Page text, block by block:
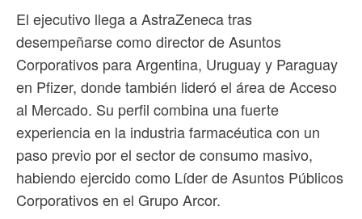
El ejecutivo llega a AstraZeneca tras
desempeñarse como director de Asuntos
Corporativos para Argentina, Uruguay y Paraguay
en Pfizer, donde también lideró el área de Acceso
al Mercado. Su perfil combina una fuerte
experiencia en la industria farmacéutica con un
paso previo por el sector de consumo masivo,
habiendo ejercido como Líder de Asuntos Públicos
Corporativos en el Grupo Arcor.